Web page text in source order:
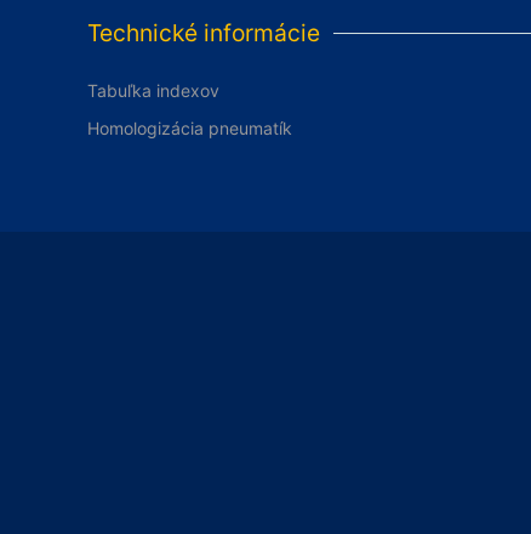
Technické informácie
Tabuľka indexov
Homologizácia pneumatík